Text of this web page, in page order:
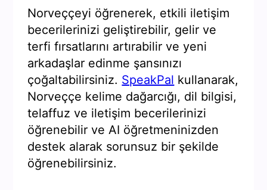
Norveççeyi öğrenerek, etkili iletişim
becerilerinizi geliştirebilir, gelir ve
terfi fırsatlarını artırabilir ve yeni
arkadaşlar edinme şansınızı
çoğaltabilirsiniz. SpeakPal kullanarak,
Norveççe kelime dağarcığı, dil bilgisi,
telaffuz ve iletişim becerilerinizi
öğrenebilir ve AI öğretmeninizden
destek alarak sorunsuz bir şekilde
öğrenebilirsiniz.